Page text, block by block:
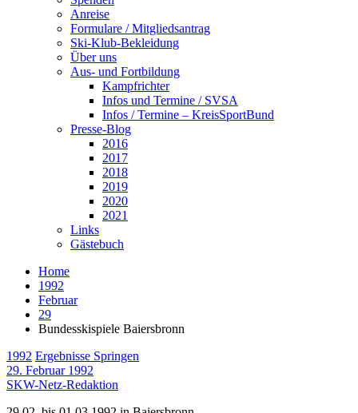
Anreise
Formulare / Mitgliedsantrag
Ski-Klub-Bekleidung
Über uns
Aus- und Fortbildung
Kampfrichter
Infos und Termine / SVSA
Infos / Termine – KreisSportBund
Presse-Blog
2016
2017
2018
2019
2020
2021
Links
Gästebuch
Home
1992
Februar
29
Bundesskispiele Baiersbronn
1992 Ergebnisse Springen
29. Februar 1992
SKW-Netz-Redaktion